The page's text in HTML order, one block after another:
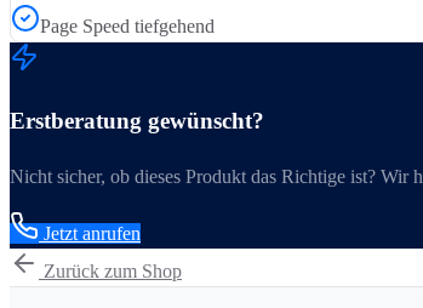
Page Speed tiefgehend
Erstberatung gewünscht?
Nicht sicher, ob dieses Produkt das Richtige ist? Wir
Jetzt anrufen
Zurück zum Shop